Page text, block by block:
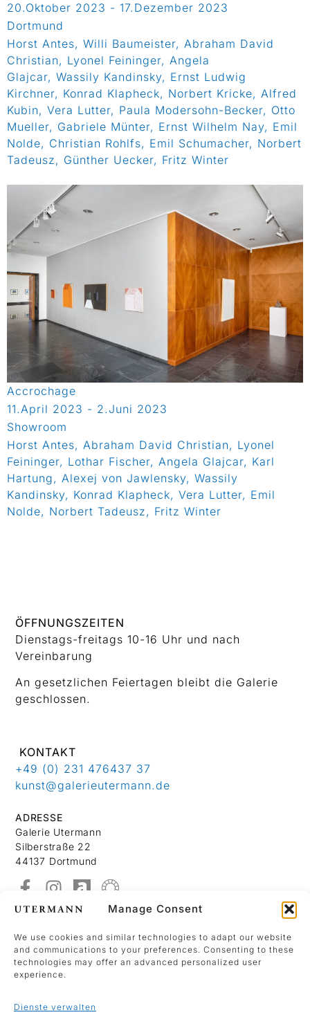
Manage Consent
We use cookies and similar technologies to adapt our website
and communications to your preferences. Consenting to these
technologies may offer an advanced personalized user
experience.
Dienste verwalten
20.Oktober 2023 - 17.Dezember 2023
Dortmund
Horst Antes, Willi Baumeister, Abraham David
Christian, Lyonel Feininger, Angela
Glajcar, Wassily Kandinsky, Ernst Ludwig
Kirchner, Konrad Klapheck, Norbert Kricke, Alfred
Kubin, Vera Lutter, Paula Modersohn-Becker, Otto
Mueller, Gabriele Münter, Ernst Wilhelm Nay, Emil
Nolde, Christian Rohlfs, Emil Schumacher, Norbert
Tadeusz, Günther Uecker, Fritz Winter
Accrochage
11.April 2023 - 2.Juni 2023
Showroom
Horst Antes, Abraham David Christian, Lyonel
Feininger, Lothar Fischer, Angela Glajcar, Karl
Hartung, Alexej von Jawlensky, Wassily
Kandinsky, Konrad Klapheck, Vera Lutter, Emil
Nolde, Norbert Tadeusz, Fritz Winter
ÖFFNUNGSZEITEN
Dienstags-freitags 10-16 Uhr und nach
Vereinbarung
An gesetzlichen Feiertagen bleibt die Galerie
geschlossen.
KONTAKT
+49 (0) 231 476437 37
kunst@galerieutermann.de
ADRESSE
Galerie Utermann
Silberstraße 22
44137 Dortmund
Über Uns
Kontakt
Datenschutzerklärung
Impressum